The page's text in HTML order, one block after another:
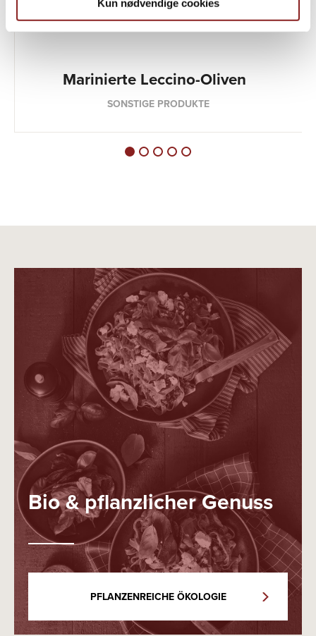
Kun nødvendige cookies
Marinierte Leccino-Oliven
SONSTIGE PRODUKTE
Bio & pflanzlicher Genuss
PFLANZENREICHE ÖKOLOGIE